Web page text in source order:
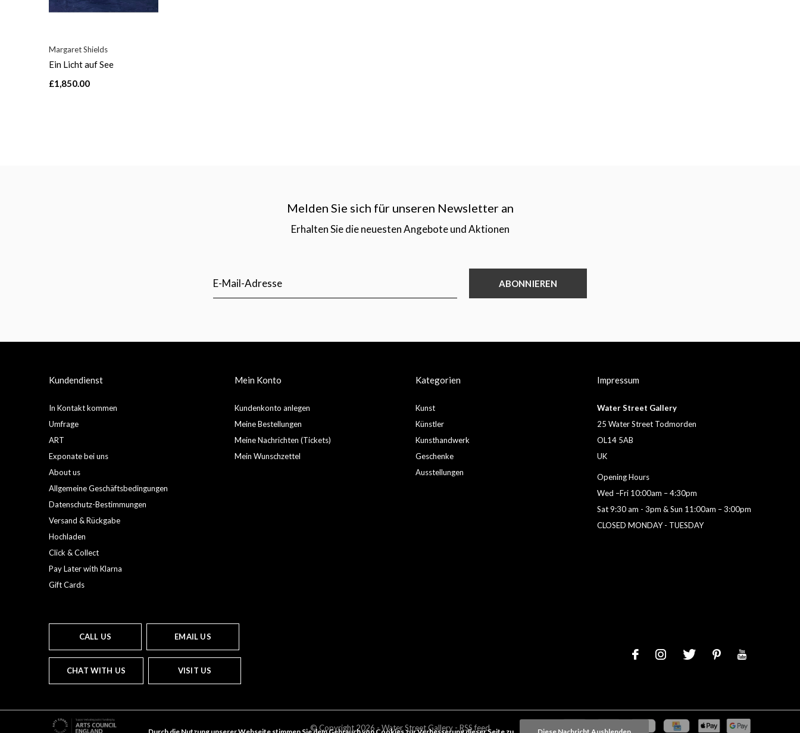
Margaret Shields
Ein Licht auf See
£1,850.00
Melden Sie sich für unseren Newsletter an
Erhalten Sie die neuesten Angebote und Aktionen
ABONNIEREN
Kundendienst
In Kontakt kommen
Umfrage
ART
Exponate bei uns
About us
Allgemeine Geschäftsbedingungen
Datenschutz-Bestimmungen
Versand & Rückgabe
Hochladen
Click & Collect
Pay Later with Klarna
Gift Cards
Mein Konto
Kundenkonto anlegen
Meine Bestellungen
Meine Nachrichten (Tickets)
Mein Wunschzettel
Kategorien
Kunst
Künstler
Kunsthandwerk
Geschenke
Ausstellungen
Impressum
Water Street Gallery
25 Water Street Todmorden
OL14 5AB
UK
Opening Hours
Wed –Fri 10:00am – 4:30pm
Sat 9:30 am - 3pm & Sun 11:00am – 3:00pm
CLOSED MONDAY - TUESDAY
CALL US EMAIL US
CHAT WITH US VISIT US
© Copyright 2026 - Water Street Gallery - RSS feed